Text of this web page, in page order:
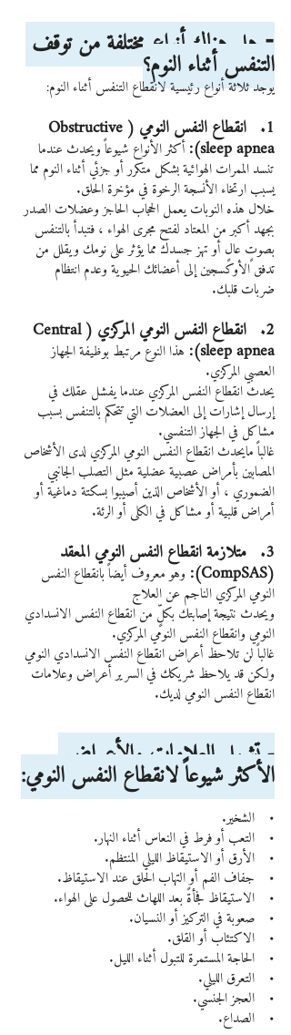
⁃ هل هناك أنواع مختلفة من توقف
التنفس أثناء النوم؟
يوجد ثلاثة أنواع رئيسية لانقطاع التنفس أثناء النوم:
1.   انقطاع النفس النومي (Obstructive
sleep apnea): أكثر الأنواع شيوعاً ويحدث عندما
تنسد الممرات الهوائية بشكل متكرر أو جزئي أثناء النوم مما
يسبب ارتخاء الأنسجة الرخوة في مؤخرة الحلق.
خلال هذه النوبات يعمل الحجاب الحاجز وعضلات الصدر
بجهد أكبر من المعتاد لفتح مجرى الهواء ، فتبدأ بالتنفس
بصوتٍ عالٍ أو تهز جسدك مما يؤثر على نومك ويقلل من
تدفق الأوكسجين إلى أعضائك الحيوية وعدم انتظام
ضربات قلبك.
2.   انقطاع النفس النومي المركزي (Central
sleep apnea): هذا النوع مرتبط بوظيفة الجهاز
العصبي المركزي.
يحدث انقطاع النفس المركزي عندما يفشل عقلك في
إرسال إشارات إلى العضلات التي تتحكم بالتنفس بسبب
مشاكل في الجهاز التنفسي.
غالباً مايحدث انقطاع النفس النومي المركزي لدى الأشخاص
المصابين بأمراض عصبية عضلية مثل التصلب الجانبي
الضموري ، أو الأشخاص الذين أصيبوا بسكتة دماغية أو
أمراض قلبية أو مشاكل في الكلى أو الرئة.
3.   متلازمة انقطاع النفس النومي المعقد
(CompSAS): وهو معروف أيضاً بانقطاع النفس
النومي المركزي الناجم عن العلاج
ويحدث نتيجة إصابتك بكلٍّ من انقطاع النفس الانسدادي
النومي وانقطاع النفس النومي المركزي.
غالباً لن تلاحظ أعراض انقطاع النفس الانسدادي النومي
ولكن قد يلاحظ شريكك في السرير أعراض وعلامات
انقطاع النفس النومي لديك.
- تشمل العلامات والأعراض
الأكثر شيوعاً لانقطاع النفس النومي:
•    الشخير.
•    التعب أو فرط في النعاس أثناء النهار.
•    الأرق أو الاستيقاظ الليلي المنتظم.
•    جفاف الفم أو التهاب الحلق عند الاستيقاظ.
•    الاستيقاظ فجأةً بعد اللهاث للحصول على الهواء.
•    صعوبة في التركيز أو النسيان.
•    الاكتئاب أو القلق.
•    الحاجة المستمرة للتبول أثناء الليل.
•    التعرق الليلي.
•    العجز الجنسي.
•    الصداع.